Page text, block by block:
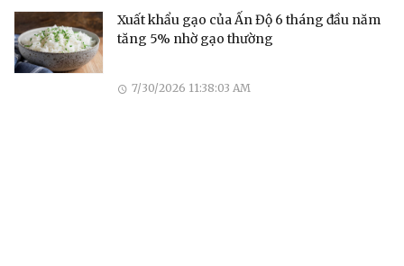
Xuất khẩu gạo của Ấn Độ 6 tháng đầu năm
tăng 5% nhờ gạo thường
7/30/2026 11:38:03 AM